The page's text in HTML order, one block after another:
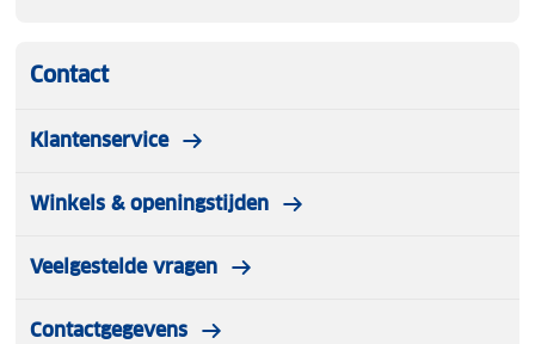
Contact
Klantenservice
Winkels & openingstijden
Veelgestelde vragen
Contactgegevens